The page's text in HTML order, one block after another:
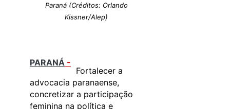
Paraná (Créditos: Orlando
Kissner/Alep)
PARANÁ -
Fortalecer a
advocacia paranaense,
concretizar a participação
feminina na política e